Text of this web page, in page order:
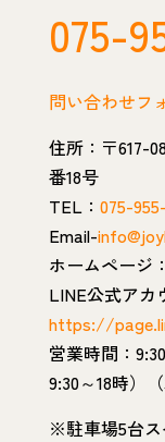
075-
問い合わせフ
住所：〒617-
番18号
TEL： 075-
Email-
ホームページ：
LINE公式アカ
https://
営業時間：
9:30～18時）
※駐車場5台ス